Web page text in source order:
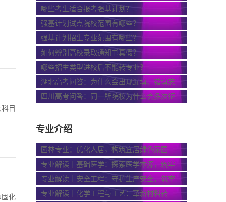
目
化
哪些考生适合报考强基计划？
强基计划试点院校范围有哪些？
强基计划招生专业范围有哪些？
如何辨别高校录取通知书真假？
哪些招生类型进校后不能转专业？
湖北高考问答：为什么会出现漏填、错填志
愿...
四川高考问答：同一所院校为什么会多次征
专业介绍
园林专业：优化人居，构筑宜居绿色家园
专业解读｜基础医学：探索医学本源，筑牢
全...
专业解读｜安全工程：守护生产安全，筑牢
社...
专业解读｜化学工程与工艺：革新材料转